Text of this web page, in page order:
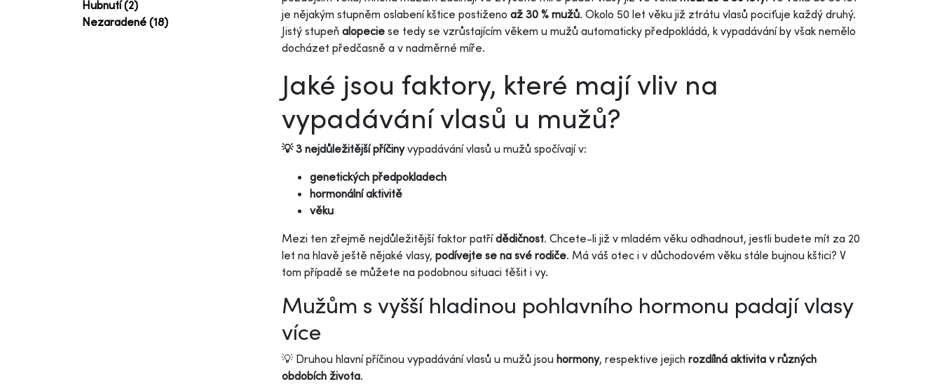
Hubnutí (2)
Nezaradené (18)
je nějakým stupněm oslabení kštice postiženo až 30 % mužů. Okolo 50 let věku již ztrátu vlasů pociťuje každý druhý.
Jistý stupeň alopecie se tedy se vzrůstajícím věkem u mužů automaticky předpokládá, k vypadávání by však nemělo
docházet předčasně a v nadměrné míře.
Jaké jsou faktory, které mají vliv na
vypadávání vlasů u mužů?
💡 3 nejdůležitější příčinyvypadávání vlasů u mužů spočívají v:
genetických předpokladech
hormonální aktivitě
věku
Mezi ten zřejmě nejdůležitější faktor patřídědičnost. Chcete-li již v mladém věku odhadnout, jestli budete mít za 20
let na hlavě ještě nějaké vlasy, podívejte se na své rodiče. Má váš otec i v důchodovém věku stále bujnou kštici? V
tom případě se můžete na podobnou situaci těšit i vy.
Mužům s vyšší hladinou pohlavního hormonu padají vlasy
více
💡 Druhou hlavní příčinou vypadávání vlasů u mužů jsou hormony, respektive jejich rozdílná aktivita v různých
obdobích života.